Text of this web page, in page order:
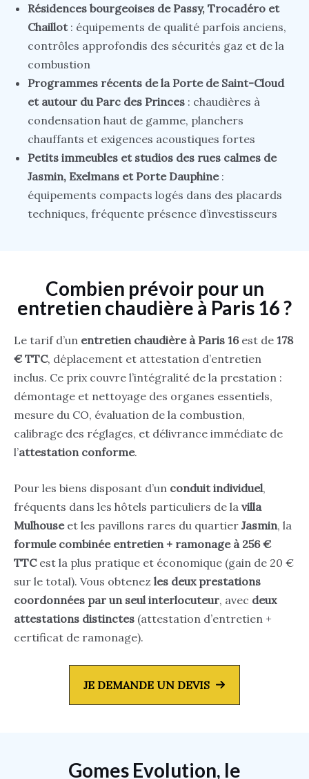
Résidences bourgeoises de Passy, Trocadéro et
Chaillot: équipements de qualité parfois anciens,
contrôles approfondis des sécurités gaz et de la
combustion
Programmes récents de la Porte de Saint-Cloud
et autour du Parc des Princes : chaudières à
condensation haut de gamme, planchers
chauffants et exigences acoustiques fortes
Petits immeubles et studios des rues calmes de
Jasmin, Exelmans et Porte Dauphine:
équipements compacts logés dans des placards
techniques, fréquente présence d’investisseurs
Combien prévoir pour un
entretien chaudière à Paris 16 ?
Le tarif d’un entretien chaudière à Paris 16est de 178
€ TTC, déplacement et attestation d’entretien
inclus. Ce prix couvre l’intégralité de la prestation :
démontage et nettoyage des organes essentiels,
mesure du CO, évaluation de la combustion,
calibrage des réglages, et délivrance immédiate de
l’attestation conforme.
Pour les biens disposant d’un conduit individuel,
fréquents dans les hôtels particuliers de la villa
Mulhouseet les pavillons rares du quartier Jasmin, la
formule combinée entretien + ramonage à 256 €
TTCest la plus pratique et économique (gain de 20 €
sur le total). Vous obtenez les deux prestations
coordonnées par un seul interlocuteur, avec deux
attestations distinctes (attestation d’entretien +
certificat de ramonage).
JE DEMANDE UN DEVIS
Gomes Evolution, le